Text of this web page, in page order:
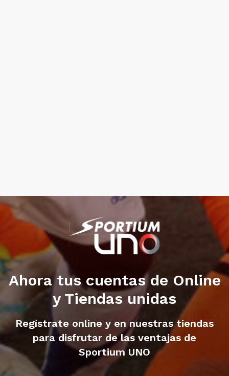
Ahora tus cuentas de Online
y Tiendas unidas
Regístrate online y en nuestras tiendas
para disfrutar de las ventajas de
Sportium UNO